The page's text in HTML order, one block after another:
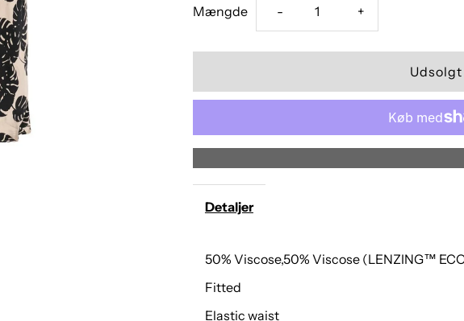
Mængde - +
Detaljer
50% Viscose,50% Viscose (LENZING™
Fitted
Elastic waist